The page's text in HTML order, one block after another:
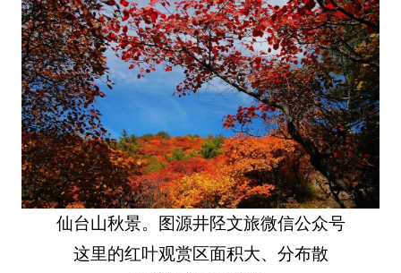
仙台山秋景。图源井陉文旅微信公众号
这里的红叶观赏区面积大、分布散